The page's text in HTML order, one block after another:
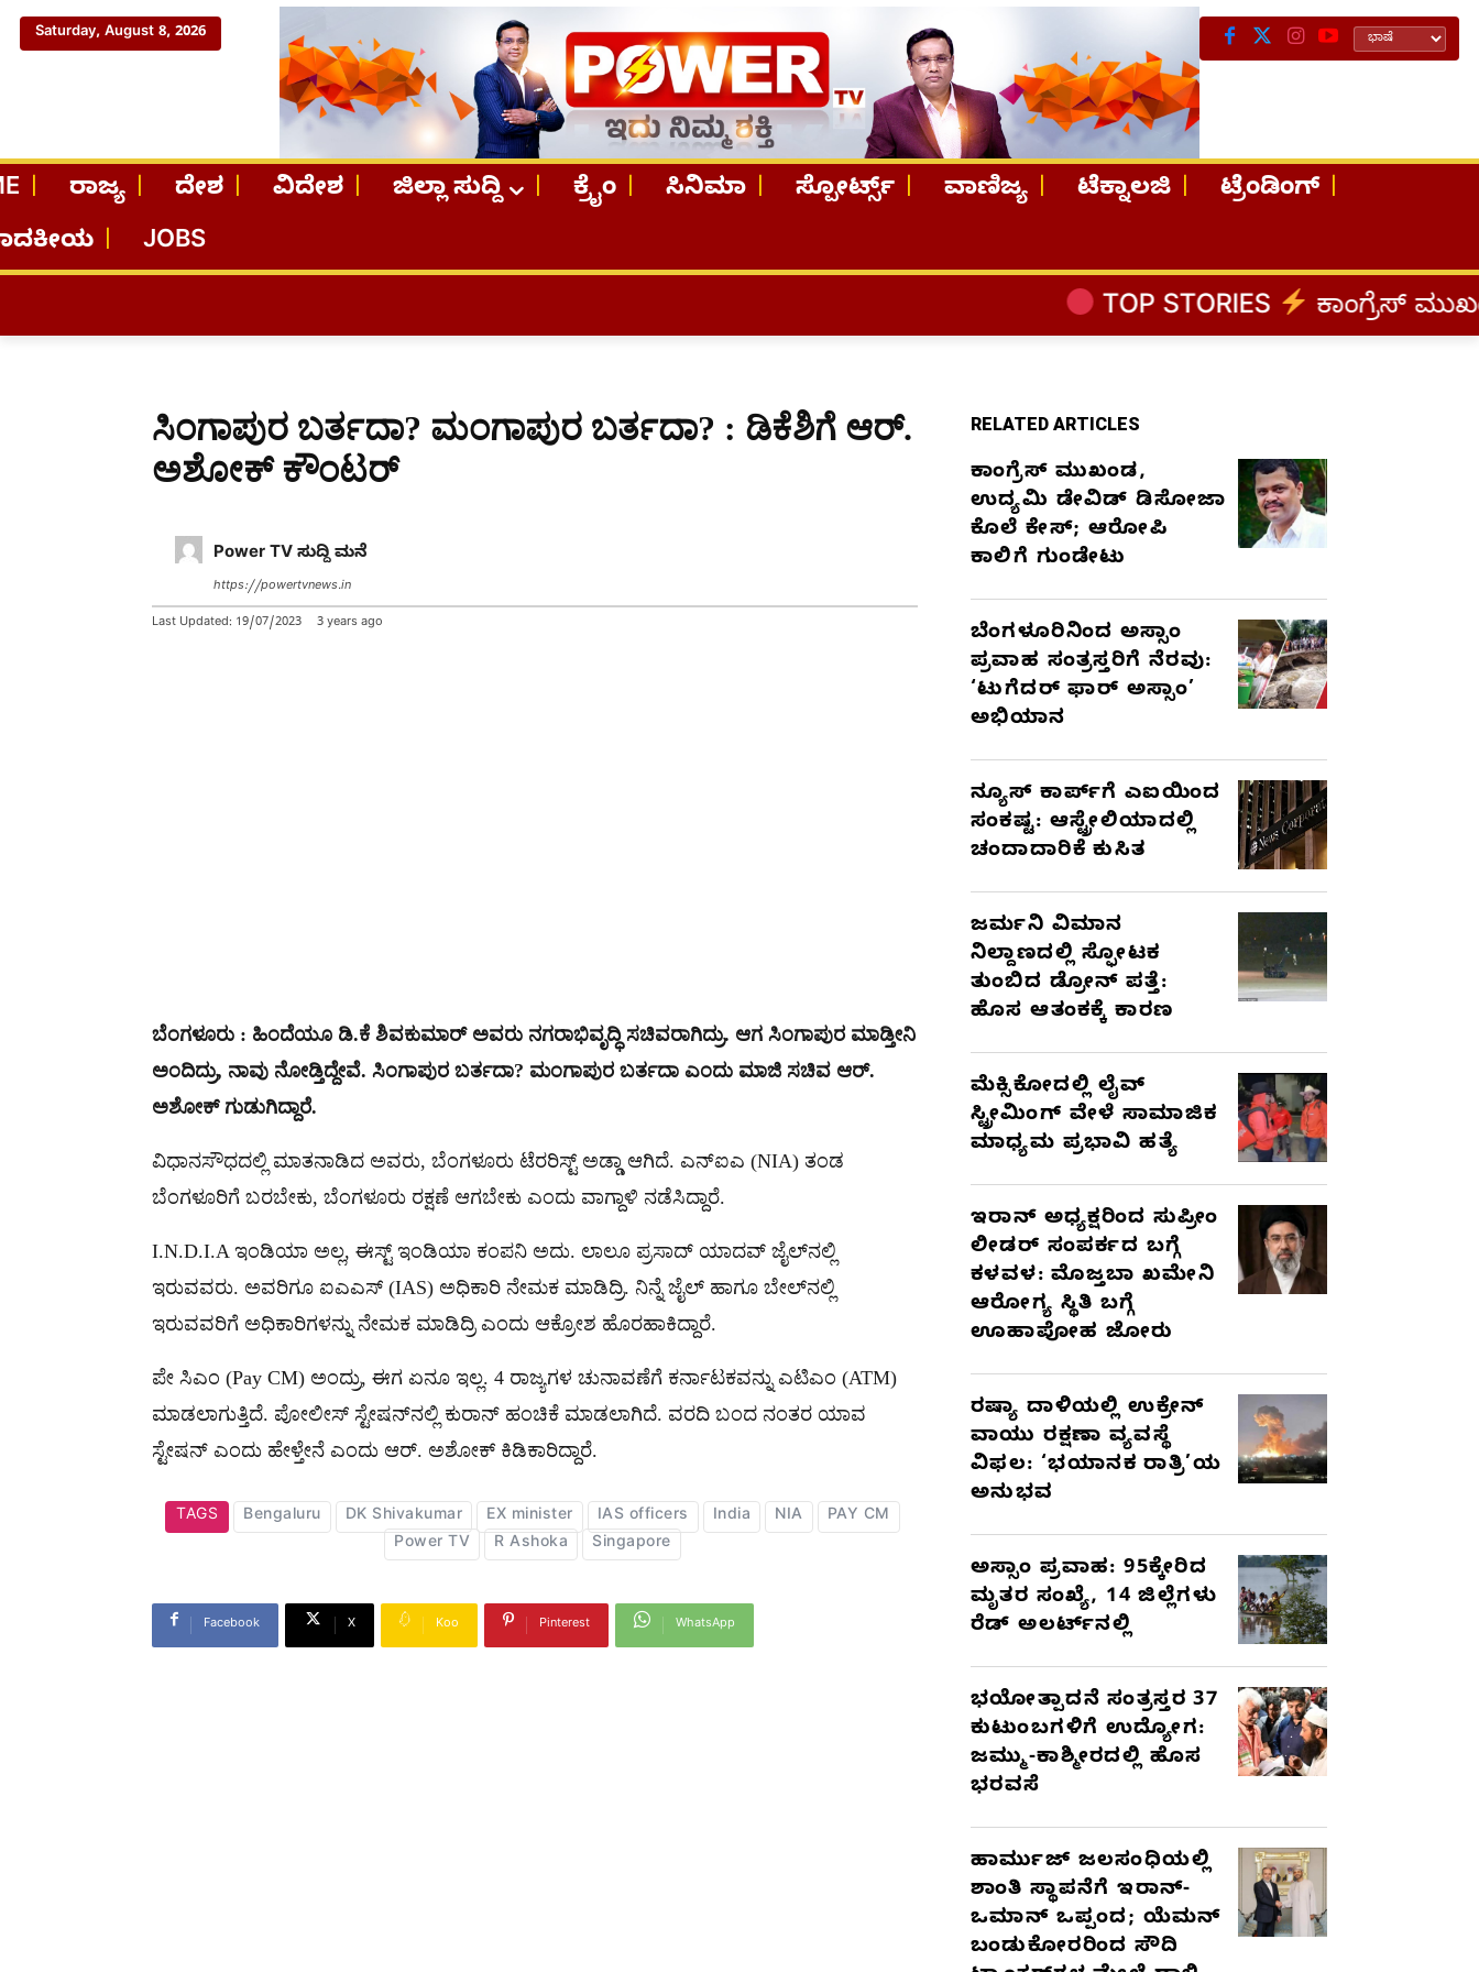
Saturday, August 8, 2026
ರಾಜ್ಯ ದೇಶ ವಿದೇಶ ಜಿಲ್ಲಾ ಸುದ್ದಿ ಕ್ರೈಂ ಸಿನಿಮಾ ಸ್ಪೋರ್ಟ್ಸ್ ವಾಣಿಜ್ಯ ಟೆಕ್ನಾಲಜಿ
ಟ್ರೆಂಡಿಂಗ್
JOBS
TOP STORIES ಕಾಂಗ್ರೆಸ್‌ ಮುಖಂಡ, ಉದ್ಯಮಿ
ಸಿಂಗಾಪುರ ಬರ್ತದಾ? ಮಂಗಾಪುರ ಬರ್ತದಾ? : ಡಿಕೆಶಿಗೆ ಆರ್.
ಅಶೋಕ್ ಕೌಂಟರ್
Power TV ಸುದ್ದಿ ಮನೆ
https://powertvnews.in
Last Updated: 19/07/2023 3 years ago
ಬೆಂಗಳೂರು : ಹಿಂದೆಯೂ ಡಿ.ಕೆ ಶಿವಕುಮಾರ್ ಅವರು ನಗರಾಭಿವೃದ್ಧಿ ಸಚಿವರಾಗಿದ್ರು. ಆಗ ಸಿಂಗಾಪುರ ಮಾಡ್ತೀನಿ
ಅಂದಿದ್ರು, ನಾವು ನೋಡ್ತಿದ್ದೇವೆ. ಸಿಂಗಾಪುರ ಬರ್ತದಾ? ಮಂಗಾಪುರ ಬರ್ತದಾ ಎಂದು ಮಾಜಿ ಸಚಿವ ಆರ್.
ಅಶೋಕ್ ಗುಡುಗಿದ್ದಾರೆ.
ವಿಧಾನಸೌಧದಲ್ಲಿ ಮಾತನಾಡಿದ ಅವರು, ಬೆಂಗಳೂರು ಟೆರರಿಸ್ಟ್ ಅಡ್ಡಾ ಆಗಿದೆ. ಎನ್​ಐಎ (NIA) ತಂಡ
ಬೆಂಗಳೂರಿಗೆ ಬರಬೇಕು, ಬೆಂಗಳೂರು ರಕ್ಷಣೆ ಆಗಬೇಕು ಎಂದು ವಾಗ್ದಾಳಿ ನಡೆಸಿದ್ದಾರೆ.
I.N.D.I.A ಇಂಡಿಯಾ ಅಲ್ಲ, ಈಸ್ಟ್ ಇಂಡಿಯಾ ಕಂಪನಿ ಅದು. ಲಾಲೂ ಪ್ರಸಾದ್ ಯಾದವ್ ಜೈಲ್​ನಲ್ಲಿ
ಇರುವವರು. ಅವರಿಗೂ ಐಎಎಸ್ (IAS) ಅಧಿಕಾರಿ ನೇಮಕ ಮಾಡಿದ್ರಿ. ನಿನ್ನೆ ಜೈಲ್ ಹಾಗೂ ಬೇಲ್​ನಲ್ಲಿ
ಇರುವವರಿಗೆ ಅಧಿಕಾರಿಗಳನ್ನು ನೇಮಕ ಮಾಡಿದ್ರಿ ಎಂದು ಆಕ್ರೋಶ ಹೊರಹಾಕಿದ್ದಾರೆ.
ಪೇ ಸಿಎಂ (Pay CM) ಅಂದ್ರು, ಈಗ‌ ಏನೂ ಇಲ್ಲ. 4 ರಾಜ್ಯಗಳ ಚುನಾವಣೆಗೆ ಕರ್ನಾಟಕವನ್ನು ಎಟಿಎಂ (ATM)
ಮಾಡಲಾಗುತ್ತಿದೆ. ಪೋಲೀಸ್ ಸ್ಟೇಷನ್​ನಲ್ಲಿ ಕುರಾನ್ ಹಂಚಿಕೆ ಮಾಡಲಾಗಿದೆ. ವರದಿ ಬಂದ ನಂತರ ಯಾವ
ಸ್ಟೇಷನ್ ಎಂದು ಹೇಳ್ತೇನೆ ಎಂದು ಆರ್. ಅಶೋಕ್ ಕಿಡಿಕಾರಿದ್ದಾರೆ.
TAGS Bengaluru DK Shivakumar EX minister IAS officers India NIA
PAY CM
Power TV
R Ashoka Singapore
Facebook X Koo Pinterest WhatsApp
RELATED ARTICLES
ಕಾಂಗ್ರೆಸ್‌ ಮುಖಂಡ,
ಉದ್ಯಮಿ ಡೇವಿಡ್‌ ಡಿಸೋಜಾ
ಕೊಲೆ ಕೇಸ್;‌ ಆರೋಪಿ
ಕಾಲಿಗೆ ಗುಂಡೇಟು
ಬೆಂಗಳೂರಿನಿಂದ ಅಸ್ಸಾಂ
ಪ್ರವಾಹ ಸಂತ್ರಸ್ತರಿಗೆ ನೆರವು:
‘ಟುಗೆದರ್ ಫಾರ್ ಅಸ್ಸಾಂ’
ಅಭಿಯಾನ
ನ್ಯೂಸ್ ಕಾರ್ಪ್‌ಗೆ ಎಐಯಿಂದ
ಸಂಕಷ್ಟ: ಆಸ್ಟ್ರೇಲಿಯಾದಲ್ಲಿ
ಚಂದಾದಾರಿಕೆ ಕುಸಿತ
ಜರ್ಮನಿ ವಿಮಾನ
ನಿಲ್ದಾಣದಲ್ಲಿ ಸ್ಫೋಟಕ
ತುಂಬಿದ ಡ್ರೋನ್ ಪತ್ತೆ:
ಹೊಸ ಆತಂಕಕ್ಕೆ ಕಾರಣ
ಮೆಕ್ಸಿಕೋದಲ್ಲಿ ಲೈವ್
ಸ್ಟ್ರೀಮಿಂಗ್ ವೇಳೆ ಸಾಮಾಜಿಕ
ಮಾಧ್ಯಮ ಪ್ರಭಾವಿ ಹತ್ಯೆ
ಇರಾನ್ ಅಧ್ಯಕ್ಷರಿಂದ ಸುಪ್ರೀಂ
ಲೀಡರ್ ಸಂಪರ್ಕದ ಬಗ್ಗೆ
ಕಳವಳ: ಮೊಜ್ತಬಾ ಖಮೇನಿ
ಆರೋಗ್ಯ ಸ್ಥಿತಿ ಬಗ್ಗೆ
ಊಹಾಪೋಹ ಜೋರು
ರಷ್ಯಾ ದಾಳಿಯಲ್ಲಿ ಉಕ್ರೇನ್
ವಾಯು ರಕ್ಷಣಾ ವ್ಯವಸ್ಥೆ
ವಿಫಲ: ‘ಭಯಾನಕ ರಾತ್ರಿ’ಯ
ಅನುಭವ
ಅಸ್ಸಾಂ ಪ್ರವಾಹ: 95ಕ್ಕೇರಿದ
ಮೃತರ ಸಂಖ್ಯೆ, 14 ಜಿಲ್ಲೆಗಳು
ರೆಡ್ ಅಲರ್ಟ್‌ನಲ್ಲಿ
ಭಯೋತ್ಪಾದನೆ ಸಂತ್ರಸ್ತರ 37
ಕುಟುಂಬಗಳಿಗೆ ಉದ್ಯೋಗ:
ಜಮ್ಮು-ಕಾಶ್ಮೀರದಲ್ಲಿ ಹೊಸ
ಭರವಸೆ
ಹಾರ್ಮುಜ್ ಜಲಸಂಧಿಯಲ್ಲಿ
ಶಾಂತಿ ಸ್ಥಾಪನೆಗೆ ಇರಾನ್-
ಒಮಾನ್ ಒಪ್ಪಂದ; ಯೆಮನ್
ಬಂಡುಕೋರರಿಂದ ಸೌದಿ